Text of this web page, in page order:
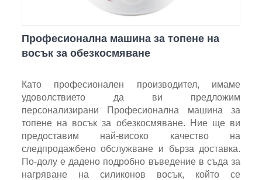
Професионална машина за топене на
восък за обезкосмяване
Като професионален производител, имаме
удоволствието да ви предложим
персонализирани Професионална машина за
топене на восък за обезкосмяване. Ние ще ви
предоставим най-високо качество на
следпродажбено обслужване и бърза доставка.
По-долу е дадено подробно въведение в съда за
нагряване на силиконов восък, който се